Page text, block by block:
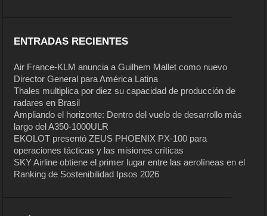
ENTRADAS RECIENTES
Air France-KLM anuncia a Guilhem Mallet como nuevo
Director General para América Latina
Thales multiplica por diez su capacidad de producción de
radares en Brasil
Ampliando el horizonte: Dentro del vuelo de desarrollo más
largo del A350-1000ULR
EKOLOT presentó ZEUS PHOENIX PX-100 para
operaciones tácticas y las misiones críticas
SKY Airline obtiene el primer lugar entre las aerolíneas en el
Ranking de Sostenibilidad Ipsos 2026